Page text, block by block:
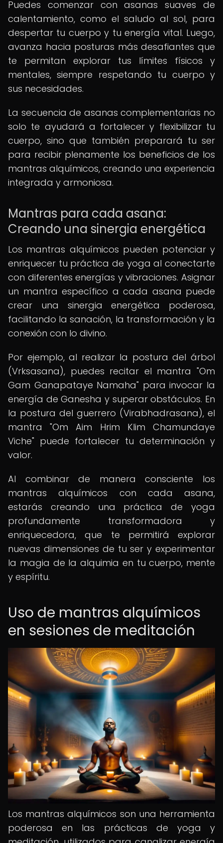
Puedes comenzar con asanas suaves de
calentamiento, como el saludo al sol, para
despertar tu cuerpo y tu energía vital. Luego,
avanza hacia posturas más desafiantes que
te permitan explorar tus límites físicos y
mentales, siempre respetando tu cuerpo y
sus necesidades.
La secuencia de asanas complementarias no
solo te ayudará a fortalecer y flexibilizar tu
cuerpo, sino que también preparará tu ser
para recibir plenamente los beneficios de los
mantras alquímicos, creando una experiencia
integrada y armoniosa.
Mantras para cada asana:
Creando una sinergia energética
Los mantras alquímicos pueden potenciar y
enriquecer tu práctica de yoga al conectarte
con diferentes energías y vibraciones. Asignar
un mantra específico a cada asana puede
crear una sinergia energética poderosa,
facilitando la sanación, la transformación y la
conexión con lo divino.
Por ejemplo, al realizar la postura del árbol
(Vrksasana), puedes recitar el mantra "Om
Gam Ganapataye Namaha" para invocar la
energía de Ganesha y superar obstáculos. En
la postura del guerrero (Virabhadrasana), el
mantra "Om Aim Hrim Klim Chamundaye
Viche" puede fortalecer tu determinación y
valor.
Al combinar de manera consciente los
mantras alquímicos con cada asana,
estarás creando una práctica de yoga
profundamente transformadora y
enriquecedora, que te permitirá explorar
nuevas dimensiones de tu ser y experimentar
la magia de la alquimia en tu cuerpo, mente
y espíritu.
Uso de mantras alquímicos
en sesiones de meditación
Los mantras alquímicos son una herramienta
poderosa en las prácticas de yoga y